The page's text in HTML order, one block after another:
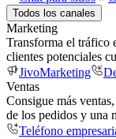
Todos los canales
Marketing
Transforma el tráfico
clientes potenciales
JivoMarketing
Ventas
Consigue más
de los pedidos y una
Teléfono